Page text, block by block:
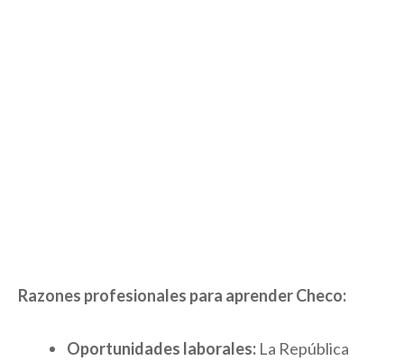
Razones profesionales para aprender Checo:
Oportunidades laborales: La República